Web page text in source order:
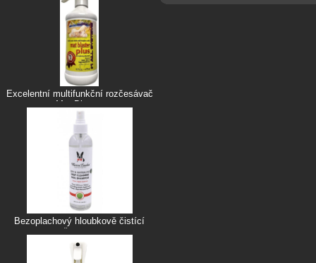
Excelentní multifunkční rozčesávač
Mat Blaster
Bezoplachový hloubkově čistící
šampon